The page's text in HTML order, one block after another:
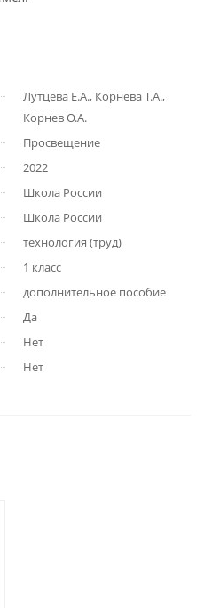
Лутцева Е.А., Корнева Т.А.,
Корнев О.А.
Просвещение
2022
Школа России
Школа России
технология (труд)
1 класс
дополнительное пособие
Да
Нет
Нет